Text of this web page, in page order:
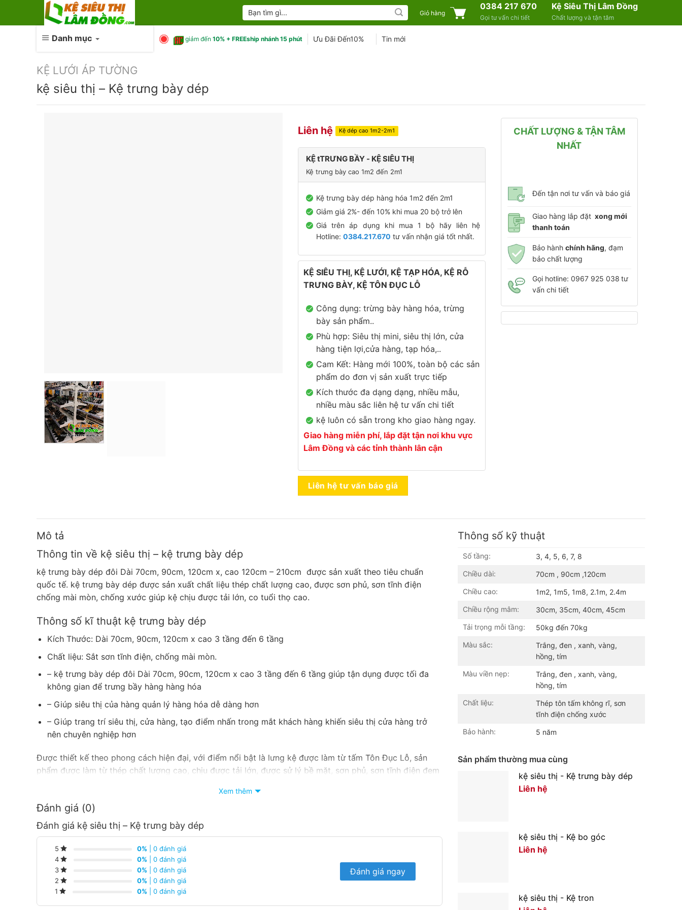
Tìm
kiếm:
Giỏ hàng
0384 217 670
Gọi tư vấn chi tiết
Kệ Siêu Thị Lâm Đồng
Chất lượng và tận tâm
Danh mục giảm đến 10% + FREEship nhánh 15 phút Ưu Đãi Đến10% Tin mới
KỆ LƯỚI ÁP TƯỜNG
kệ siêu thị – Kệ trưng bày dép
Liên hệ Kệ dép cao 1m2-2m1
KỆ tTRƯNG BẦY - KỆ SIÊU THỊ
Kệ trưng bày cao 1m2 đến 2m1
Kệ trưng bày dép hàng hóa 1m2 đến 2m1
Giảm giá 2%- đến 10% khi mua 20 bộ trở lên
Giá trên áp dụng khi mua 1 bộ hãy liên hệ
Hotline: 0384.217.670 tư vấn nhận giá tốt nhất.
KỆ SIÊU THỊ, KỆ LƯỚI, KỆ TẠP HÓA, KỆ RỖ
TRƯNG BÀY, KỆ TÔN ĐỤC LỖ
Công dụng: trừng bày hàng hóa, trừng
bày sản phẩm..
Phù hợp: Siêu thị mini, siêu thị lớn, cửa
hàng tiện lợi,cửa hàng, tạp hóa,..
Cam Kết: Hàng mới 100%, toàn bộ các sản
phẩm do đơn vị sản xuất trực tiếp
Kích thước đa dạng dạng, nhiều mẫu,
nhiều màu sắc liên hệ tư vấn chi tiết
kệ luôn có sẵn trong kho giao hàng ngay.
Giao hàng miễn phí, lắp đặt tận nơi khu vực
Lâm Đồng và các tỉnh thành lân cận
Liên hệ tư vấn báo giá
CHẤT LƯỢNG & TẬN TÂM
NHẤT
Đến tận nơi tư vấn và báo giá
Giao hàng lắp đặt xong mới
thanh toán
Bảo hành chính hãng, đạm
bảo chất lượng
Gọi hotline: 0967 925 038 tư
vấn chi tiết
Mô tả
Thông tin về kệ siêu thị – kệ trưng bày dép
kệ trưng bày dép đôi Dài 70cm, 90cm, 120cm x, cao 120cm – 210cm được sản xuất theo tiêu chuẩn
quốc tế. kệ trưng bày dép được sản xuất chất liệu thép chất lượng cao, được sơn phủ, sơn tĩnh điện
chống mài mòn, chống xước giúp kệ chịu được tải lớn, co tuổi thọ cao.
Thông số kĩ thuật kệ trưng bày dép
Kích Thước: Dài 70cm, 90cm, 120cm x cao 3 tầng đến 6 tầng
Chất liệu: Sắt sơn tĩnh điện, chống mài mòn.
– kệ trưng bày dép đôi Dài 70cm, 90cm, 120cm x cao 3 tầng đến 6 tầng giúp tận dụng được tối đa
không gian để trưng bầy hàng hàng hóa
– Giúp siêu thị của hàng quản lý hàng hóa dễ dàng hơn
– Giúp trang trí siêu thị, cửa hàng, tạo điểm nhấn trong mắt khách hàng khiến siêu thị cửa hàng trở
nên chuyên nghiệp hơn
Được thiết kế theo phong cách hiện đại, với điểm nổi bật là lưng kệ được làm từ tấm Tôn Đục Lỗ, sản
phẩm được làm từ thép chất lượng cao, chịu được tải lớn, được sử lý bề mặt, sơn phủ, sơn tĩnh điện đem
Hình ảnh kệ trưng bày dép đôi – Kệ trưng bầy hàng ở giữa
Xem thêm
Đánh giá (0)
Đánh giá kệ siêu thị – Kệ trưng bày dép
5 0% | 0 đánh giá
4
0% | 0 đánh giá
3
0% | 0 đánh giá
2
0% | 0 đánh giá
1
0% | 0 đánh giá
Đánh giá ngay
Thông số kỹ thuật
Số tầng:
3, 4, 5, 6, 7, 8
Chiều dài:
70cm , 90cm ,120cm
Chiều cao:
1m2, 1m5, 1m8, 2.1m, 2.4m
Chiều rộng mâm:
30cm, 35cm, 40cm, 45cm
Tải trọng mỗi tầng:
50kg đến 70kg
Màu sắc:
Trắng, đen , xanh, vàng,
hồng, tím
Màu viền nẹp:
Trắng, đen , xanh, vàng,
hồng, tím
Chất liệu:
Thép tôn tấm không rĩ, sơn
tĩnh điện chống xước
Bảo hành:
5 năm
Sản phẩm thường mua cùng
kệ siêu thị - Kệ trưng bày dép
Liên hệ
kệ siêu thị - Kệ bo góc
Liên hệ
kệ siêu thị - Kệ tron